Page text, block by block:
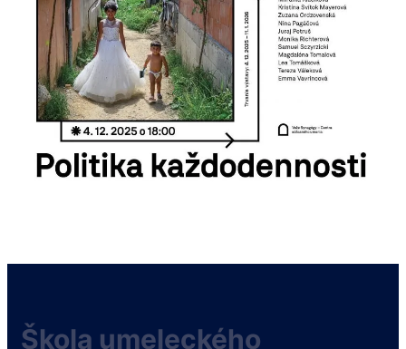
Škola umeleckého